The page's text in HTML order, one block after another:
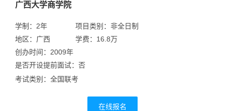
广西大学商学院
学制：2年
地区：广西
项目类别：非全日制
学费：16.8万
创办时间：2009年
是否开设提前面试：否
考试类别：全国联考
在线报名